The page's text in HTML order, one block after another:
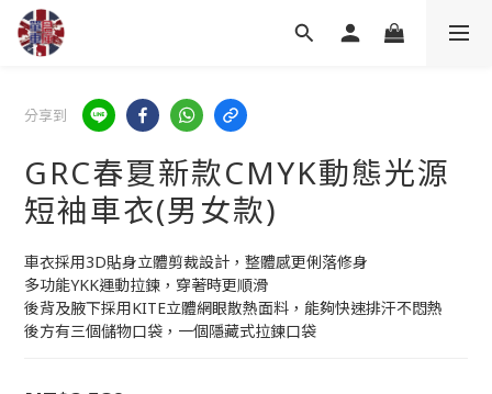
分享到
GRC春夏新款CMYK動態光源
短袖車衣(男女款)
車衣採用3D貼身立體剪裁設計，整體感更俐落修身
多功能YKK運動拉鍊，穿著時更順滑
後背及腋下採用KITE立體網眼散熱面料，能夠快速排汗不悶熱
後方有三個儲物口袋，一個隱藏式拉鍊口袋